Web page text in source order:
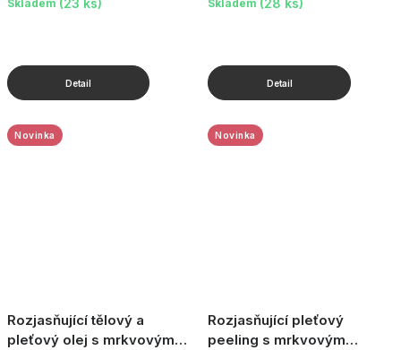
Skladem (23 ks) Skladem (28 ks)
Rozjasňující tělový a
pleťový olej s mrkvovým
Novinka
Rozjasňující pleťový
peeling s mrkvovým
Novinka